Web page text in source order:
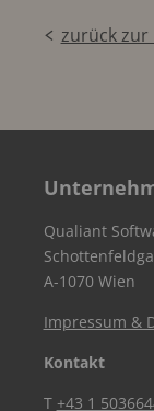
zurück
Qualiant
A-1070 Wien
Impressum &
Kontakt
T +43 1